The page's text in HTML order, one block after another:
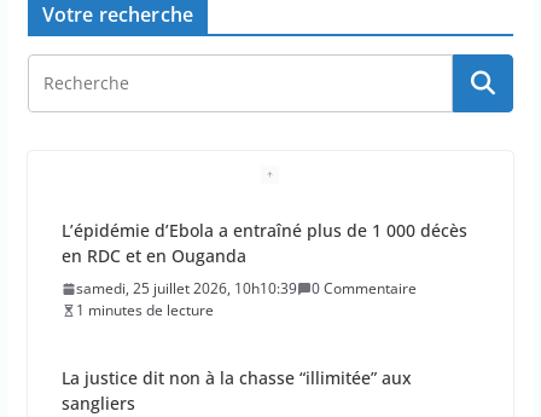
Votre recherche
L’épidémie d’Ebola a entraîné plus de 1 000 décès
en RDC et en Ouganda
samedi, 25 juillet 2026, 10h10:39
0 Commentaire
1 minutes de lecture
La justice dit non à la chasse “illimitée” aux
sangliers